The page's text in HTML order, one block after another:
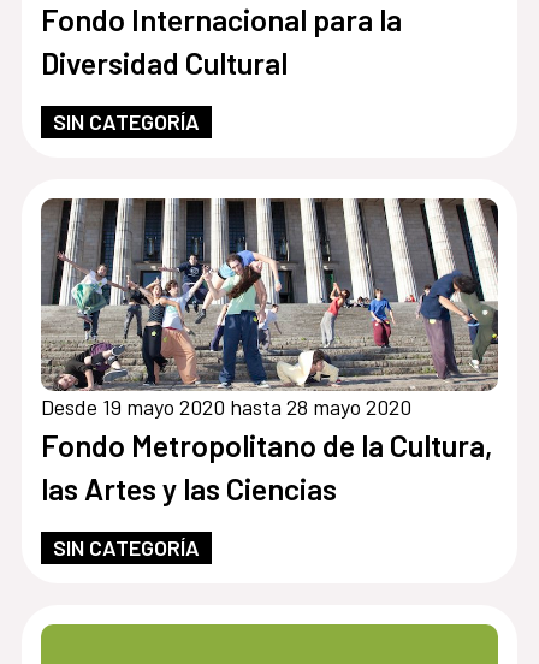
Fondo Internacional para la
Diversidad Cultural
SIN CATEGORÍA
Desde 19 mayo 2020 hasta 28 mayo 2020
Fondo Metropolitano de la Cultura,
las Artes y las Ciencias
SIN CATEGORÍA